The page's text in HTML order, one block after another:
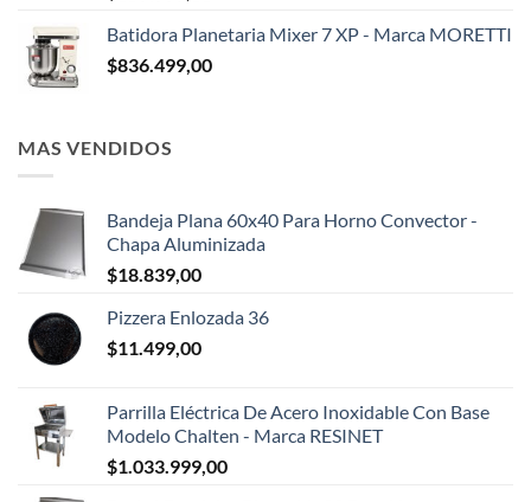
Batidora Planetaria Mixer 7 XP - Marca MORETTI
$836.499,00
MAS VENDIDOS
Bandeja Plana 60x40 Para Horno Convector -
Chapa Aluminizada
$18.839,00
Pizzera Enlozada 36
$11.499,00
Parrilla Eléctrica De Acero Inoxidable Con Base
Modelo Chalten - Marca RESINET
$1.033.999,00